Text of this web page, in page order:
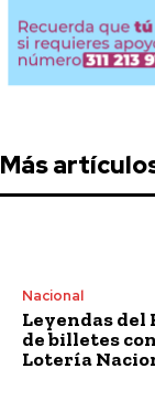
Más
Nacional
Leyendas
de billetes
Lotería